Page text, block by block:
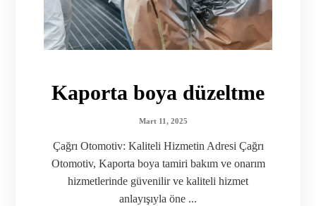
Kaporta boya düzeltme
Mart 11, 2025
Çağrı Otomotiv: Kaliteli Hizmetin Adresi Çağrı
Otomotiv, Kaporta boya tamiri bakım ve onarım
hizmetlerinde güvenilir ve kaliteli hizmet
anlayışıyla öne ...